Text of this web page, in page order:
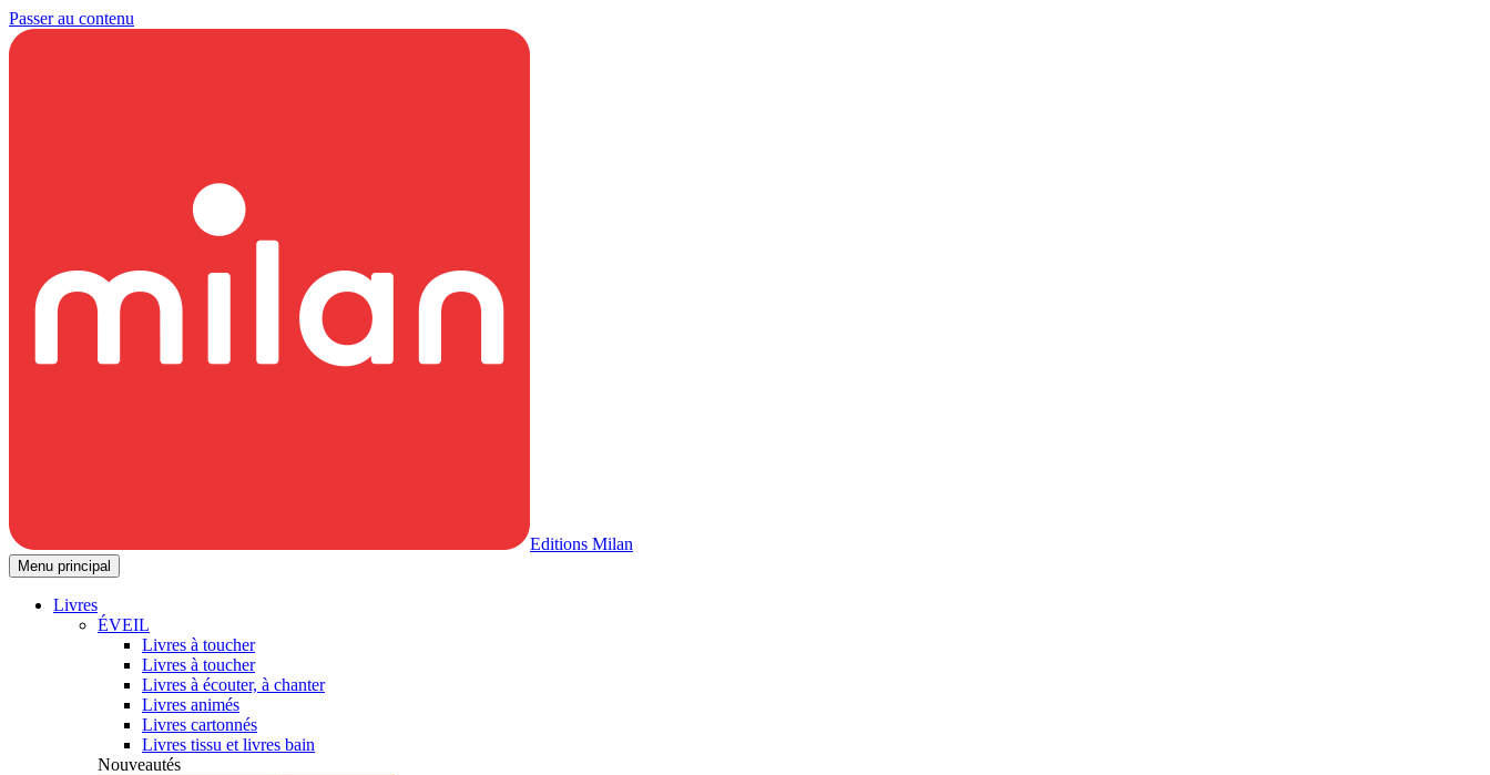
Passer au contenu
Editions Milan
Menu principal
Livres
ÉVEIL
Livres à toucher
Livres à toucher
Livres à écouter, à chanter
Livres animés
Livres cartonnés
Livres tissu et livres bain
Nouveautés